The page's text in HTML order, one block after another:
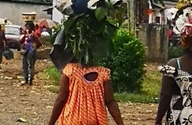
problema se solventó y no dejamos a nadie en Casablanca.
Tras el segundo vuelo llegamos a Douala a las 5 am y
recibimos la noticia de que todas las maletas de material se
habían extraviado. En ellas transportábamos entre otras
cosas, la reposición de los clavos intramedulares utilizados en
las cirugías del mes anterior, un aparato de isquemia
descatalogado pero en perfecto estado de funcionamiento
donado por el Hospital Ruber De Juan Bravo (nos donaron 2
pero uno de ellos tiene un tamaño excesivamente grande y